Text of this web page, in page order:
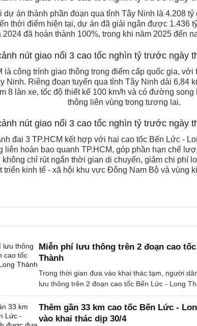
án thành phần đoạn qua tỉnh Tây Ninh là 4.208
thời điểm hiện tại, dự án đã giải ngân được 1.436
2024 đã hoàn thành 100%, trong khi năm 2025 đến
là công trình giao thông trọng điểm cấp quốc gia,
Ninh. Riêng đoạn tuyến qua tỉnh Tây Ninh dài 6,84
8 làn xe, tốc độ thiết kế 100 km/h và có đường
thông liên vùng trong tương lai.
đai 3 TP.HCM kết hợp với hai cao tốc Bến Lức -
liên hoàn bao quanh TP.HCM, góp phần hạn chế
chỉ rút ngắn thời gian di chuyển, giảm chi phí
triển kinh tế - xã hội khu vực Đông Nam Bộ và vùng
Miễn phí lưu thông trên 2 đoạn cao
Thành
Trong thời gian đưa vào khai thác tạm, người
lưu thông trên 2 đoạn cao tốc Bến Lức - Long
Thêm gần 33 km cao tốc Bến Lức -
vào khai thác dịp 30/4